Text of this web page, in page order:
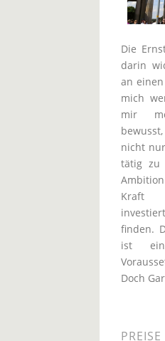
Die
darin
an
mich
mir
nicht
tätig zu
Kraft
finden.
ist
Doch
PREISE